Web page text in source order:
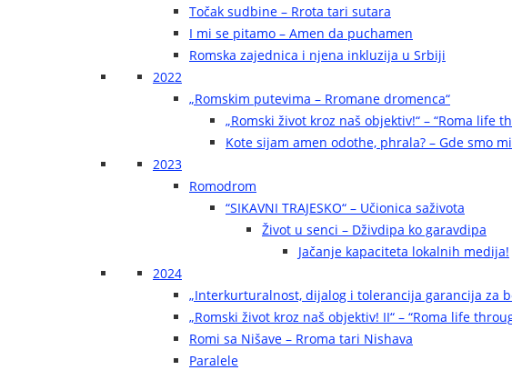
Točak sudbine – Rrota tari sutara
I mi se pitamo – Amen da puchamen
Romska zajednica i njena inkluzija u Srbiji
2022
„Romskim putevima – Rromane dromenca“
„Romski život kroz naš objektiv!“ – “Roma life
Kote sijam amen odothe, phrala? – Gde smo
2023
Romodrom
“SIKAVNI TRAJESKO“ – Učionica saživota
Život u senci – Dživdipa ko garavdipa
Jačanje kapaciteta lokalnih medija!
2024
„Interkurturalnost, dijalog i tolerancija garancija za
„Romski život kroz naš objektiv! II“ – “Roma life
Romi sa Nišave – Rroma tari Nishava
Paralele